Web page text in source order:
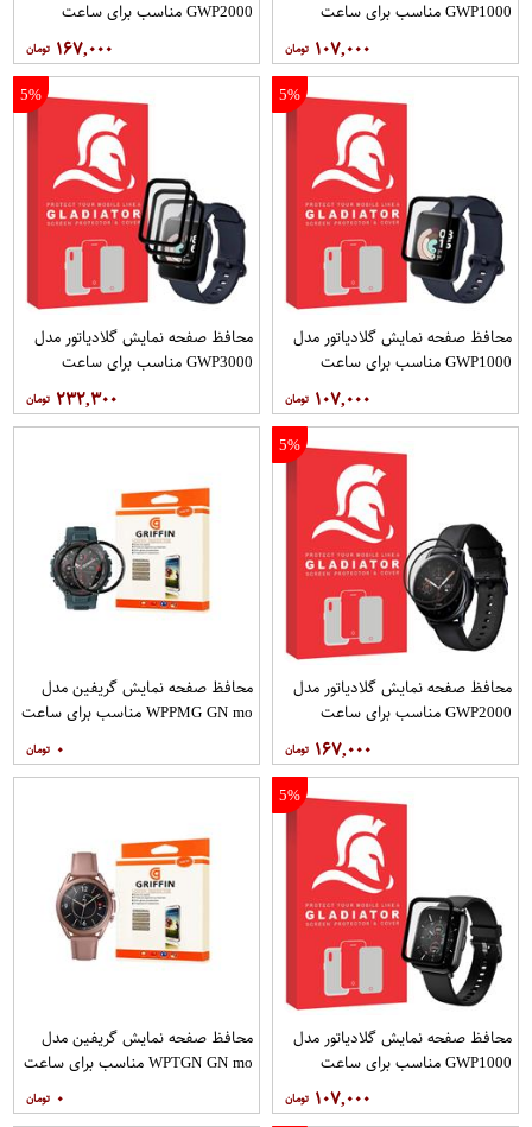
GWP1000 مناسب برای ساعت
۱۰۷,۰۰۰
GWP2000 مناسب برای ساعت
هوشمند شیائومی Mibro Lite بسته
دو عددی
۱۶۷,۰۰۰
5%
محافظ صفحه نمایش گلادیاتور مدل
GWP1000 مناسب برای ساعت
۱۰۷,۰۰۰
5%
محافظ صفحه نمایش گلادیاتور مدل
GWP3000 مناسب برای ساعت
هوشمند شیائومی Redmi Watch
بسته سه عددی
۲۳۲,۳۰۰
5%
محافظ صفحه نمایش گلادیاتور مدل
GWP2000 مناسب برای ساعت
هوشمند سامسونگ Active 2 40mm
بسته دو عددی
۱۶۷,۰۰۰
محافظ صفحه نمایش گریفین مدل
WPPMG GN mo مناسب برای ساعت
۰
5%
محافظ صفحه نمایش گلادیاتور مدل
GWP1000 مناسب برای ساعت
۱۰۷,۰۰۰
محافظ صفحه نمایش گریفین مدل
WPTGN GN mo مناسب برای ساعت
هوشمند سامسونگ Galaxy Watch 3
41mm
۰